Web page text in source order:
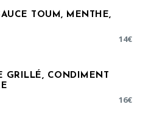
TOUM, MENTHE,
14€
GRILLÉ, CONDIMENT
16€